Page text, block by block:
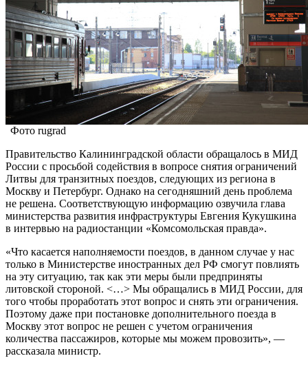
Фото rugrad
Правительство Калининградской области обращалось в МИД
России с просьбой содействия в вопросе снятия ограничений
Литвы для транзитных поездов, следующих из региона в
Москву и Петербург. Однако на сегодняшний день проблема
не решена. Соответствующую информацию озвучила глава
министерства развития инфраструктуры Евгения Кукушкина
в интервью на радиостанции «Комсомольская правда».
«Что касается наполняемости поездов, в данном случае у нас
только в Министерстве иностранных дел РФ смогут повлиять
на эту ситуацию, так как эти меры были предприняты
литовской стороной. <…> Мы обращались в МИД России, для
того чтобы проработать этот вопрос и снять эти ограничения.
Поэтому даже при постановке дополнительного поезда в
Москву этот вопрос не решен с учетом ограничения
количества пассажиров, которые мы можем провозить», —
рассказала министр.